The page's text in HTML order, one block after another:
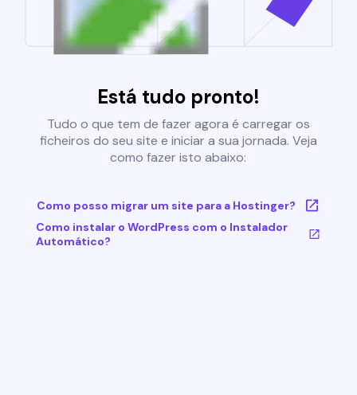
Está tudo pronto!
Tudo o que tem de fazer agora é carregar os
ficheiros do seu site e iniciar a sua jornada. Veja
como fazer isto abaixo:
Como posso migrar um site para a Hostinger?
Como instalar o WordPress com o Instalador
Automático?